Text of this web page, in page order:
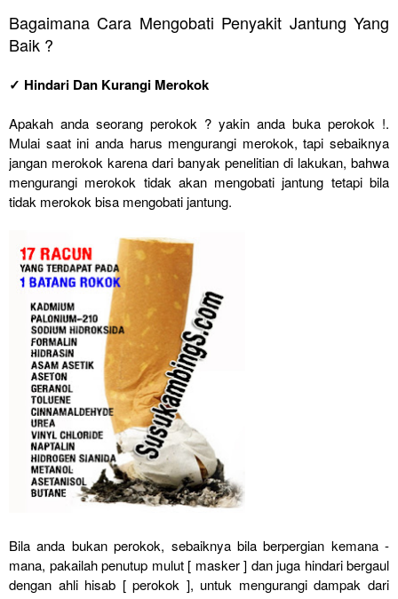
Bagaimana Cara Mengobati Penyakit Jantung Yang
Baik ?
✓ Hindari Dan Kurangi Merokok
Apakah anda seorang perokok ? yakin anda buka perokok !.
Mulai saat ini anda harus mengurangi merokok, tapi sebaiknya
jangan merokok karena dari banyak penelitian di lakukan, bahwa
mengurangi merokok tidak akan mengobati jantung tetapi bila
tidak merokok bisa mengobati jantung.
Bila anda bukan perokok, sebaiknya bila berpergian kemana -
mana, pakailah penutup mulut [ masker ] dan juga hindari bergaul
dengan ahli hisab [ perokok ], untuk mengurangi dampak dari